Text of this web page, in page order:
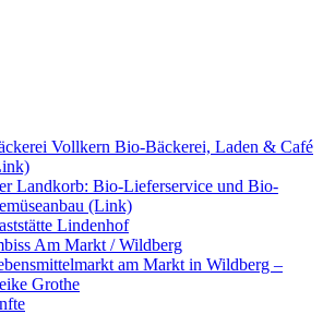
Vollkern Bio-Bäckerei, Laden & Café
Landkorb: Bio-Lieferservice und Bio-
(Link)
Lindenhof
Am Markt / Wildberg
am Markt in Wildberg –
Grothe